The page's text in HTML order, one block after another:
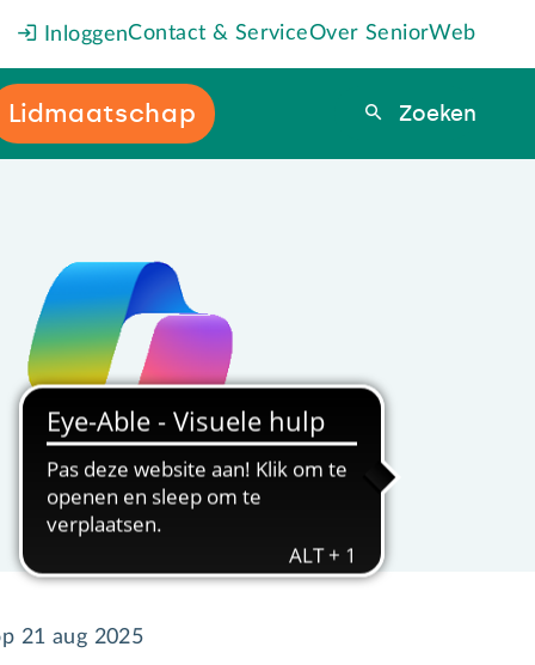
InloggenContact & ServiceOver SeniorWeb
Lidmaatschap Zoeken
Zoeken
21 aug 2025